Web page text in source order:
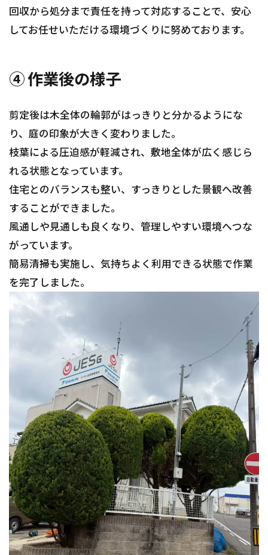
回収から処分まで責任を持って対応することで、安心
してお任せいただける環境づくりに努めております。
④ 作業後の様子
剪定後は木全体の輪郭がはっきりと分かるようにな
り、庭の印象が大きく変わりました。
枝葉による圧迫感が軽減され、敷地全体が広く感じら
れる状態となっています。
住宅とのバランスも整い、すっきりとした景観へ改善
することができました。
風通しや見通しも良くなり、管理しやすい環境へつな
がっています。
簡易清掃も実施し、気持ちよく利用できる状態で作業
を完了しました。